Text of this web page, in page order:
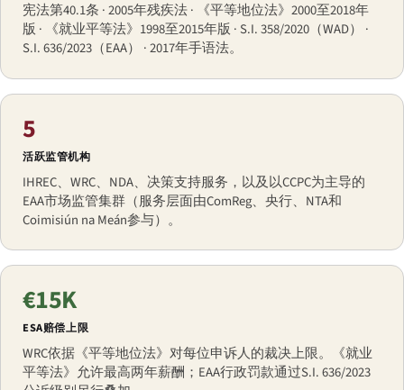
宪法第40.1条 · 2005年残疾法 · 《平等地位法》2000至2018年
版 · 《就业平等法》1998至2015年版 · S.I. 358/2020（WAD） ·
S.I. 636/2023（EAA） · 2017年手语法。
5
活跃监管机构
IHREC、WRC、NDA、决策支持服务，以及以CCPC为主导的
EAA市场监管集群（服务层面由ComReg、央行、NTA和
Coimisiún na Meán参与）。
€15K
ESA赔偿上限
WRC依据《平等地位法》对每位申诉人的裁决上限。《就业
平等法》允许最高两年薪酬；EAA行政罚款通过S.I. 636/2023